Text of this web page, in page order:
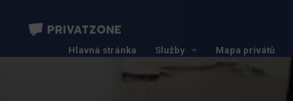
Hlavná stránka Služby Mapa privátů